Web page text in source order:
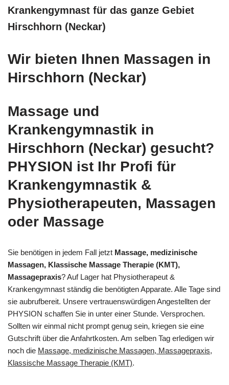
Krankengymnast für das ganze Gebiet
Hirschhorn (Neckar)
Wir bieten Ihnen Massagen in
Hirschhorn (Neckar)
Massage und
Krankengymnastik in
Hirschhorn (Neckar) gesucht?
PHYSION ist Ihr Profi für
Krankengymnastik &
Physiotherapeuten, Massagen
oder Massage
Sie benötigen in jedem Fall jetzt Massage, medizinische
Massagen, Klassische Massage Therapie (KMT),
Massagepraxis? Auf Lager hat Physiotherapeut &
Krankengymnast ständig die benötigten Apparate. Alle Tage sind
sie aubrufbereit. Unsere vertrauenswürdigen Angestellten der
PHYSION schaffen Sie in unter einer Stunde. Versprochen.
Sollten wir einmal nicht prompt genug sein, kriegen sie eine
Gutschrift über die Anfahrtkosten. Am selben Tag erledigen wir
noch die Massage, medizinische Massagen, Massagepraxis,
Klassische Massage Therapie (KMT).